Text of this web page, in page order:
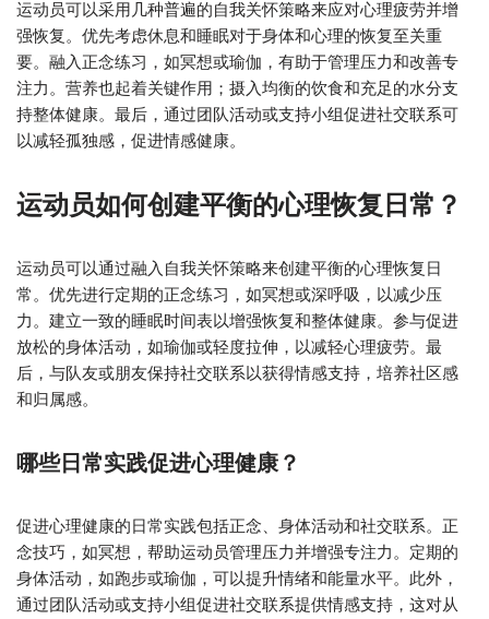
运动员可以采用几种普遍的自我关怀策略来应对心理疲劳并增
强恢复。优先考虑休息和睡眠对于身体和心理的恢复至关重
要。融入正念练习，如冥想或瑜伽，有助于管理压力和改善专
注力。营养也起着关键作用；摄入均衡的饮食和充足的水分支
持整体健康。最后，通过团队活动或支持小组促进社交联系可
以减轻孤独感，促进情感健康。
运动员如何创建平衡的心理恢复日常？
运动员可以通过融入自我关怀策略来创建平衡的心理恢复日
常。优先进行定期的正念练习，如冥想或深呼吸，以减少压
力。建立一致的睡眠时间表以增强恢复和整体健康。参与促进
放松的身体活动，如瑜伽或轻度拉伸，以减轻心理疲劳。最
后，与队友或朋友保持社交联系以获得情感支持，培养社区感
和归属感。
哪些日常实践促进心理健康？
促进心理健康的日常实践包括正念、身体活动和社交联系。正
念技巧，如冥想，帮助运动员管理压力并增强专注力。定期的
身体活动，如跑步或瑜伽，可以提升情绪和能量水平。此外，
通过团队活动或支持小组促进社交联系提供情感支持，这对从